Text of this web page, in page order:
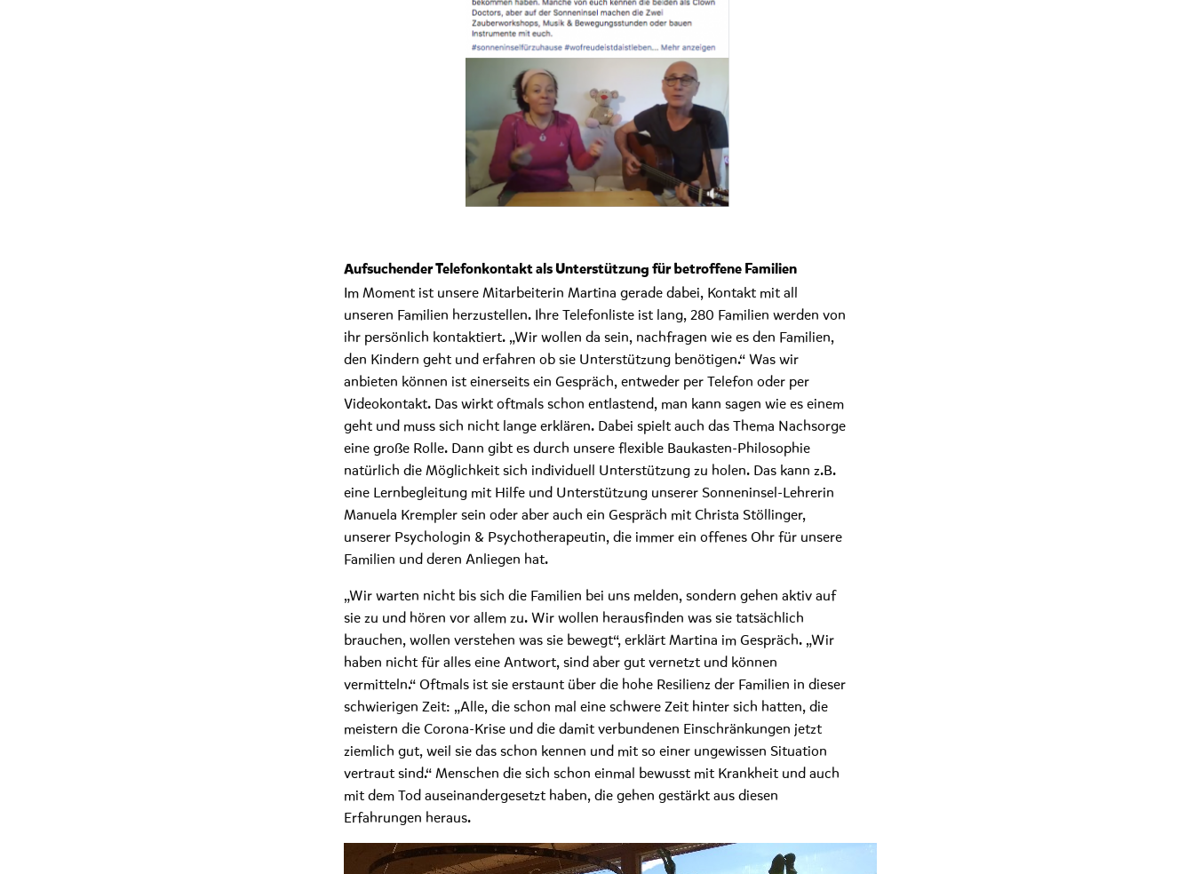
Aufsuchender Telefonkontakt als Unterstützung für betroffene Familien
Im Moment ist unsere Mitarbeiterin Martina gerade dabei, Kontakt mit all
unseren Familien herzustellen. Ihre Telefonliste ist lang, 280 Familien werden von
ihr persönlich kontaktiert. „Wir wollen da sein, nachfragen wie es den Familien,
den Kindern geht und erfahren ob sie Unterstützung benötigen.“ Was wir
anbieten können ist einerseits ein Gespräch, entweder per Telefon oder per
Videokontakt. Das wirkt oftmals schon entlastend, man kann sagen wie es einem
geht und muss sich nicht lange erklären. Dabei spielt auch das Thema Nachsorge
eine große Rolle. Dann gibt es durch unsere flexible Baukasten-Philosophie
natürlich die Möglichkeit sich individuell Unterstützung zu holen. Das kann z.B.
eine Lernbegleitung mit Hilfe und Unterstützung unserer Sonneninsel-Lehrerin
Manuela Krempler sein oder aber auch ein Gespräch mit Christa Stöllinger,
unserer Psychologin & Psychotherapeutin, die immer ein offenes Ohr für unsere
Familien und deren Anliegen hat.
„Wir warten nicht bis sich die Familien bei uns melden, sondern gehen aktiv auf
sie zu und hören vor allem zu. Wir wollen herausfinden was sie tatsächlich
brauchen, wollen verstehen was sie bewegt“, erklärt Martina im Gespräch. „Wir
haben nicht für alles eine Antwort, sind aber gut vernetzt und können
vermitteln.“ Oftmals ist sie erstaunt über die hohe Resilienz der Familien in dieser
schwierigen Zeit: „Alle, die schon mal eine schwere Zeit hinter sich hatten, die
meistern die Corona-Krise und die damit verbundenen Einschränkungen jetzt
ziemlich gut, weil sie das schon kennen und mit so einer ungewissen Situation
vertraut sind.“ Menschen die sich schon einmal bewusst mit Krankheit und auch
mit dem Tod auseinandergesetzt haben, die gehen gestärkt aus diesen
Erfahrungen heraus.